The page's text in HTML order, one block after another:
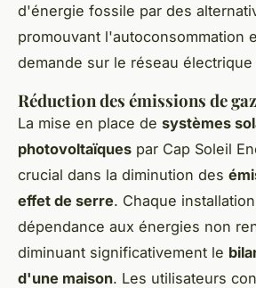
d'énergie fossile par des
promouvant l'autoconsommation
demande sur le réseau
Réduction des émissions de
La mise en place de systèmes
photovoltaïques par Cap Soleil
crucial dans la diminution des
effet de serre. Chaque
dépendance aux énergies non
diminuant significativement le
d'une maison. Les utilisateurs